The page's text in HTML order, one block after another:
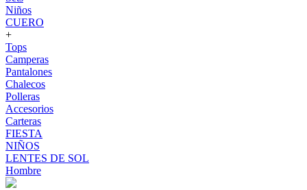
Niños
CUERO
+
Tops
Camperas
Pantalones
Chalecos
Polleras
Accesorios
Carteras
FIESTA
NIÑOS
LENTES DE SOL
Hombre